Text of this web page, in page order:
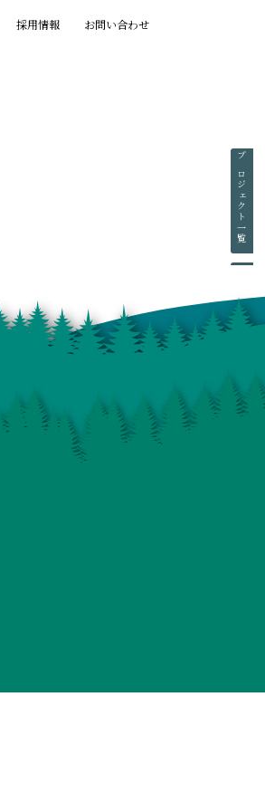
採用情報 お問い合わせ
プロジェクト一覧
賞歴一覧